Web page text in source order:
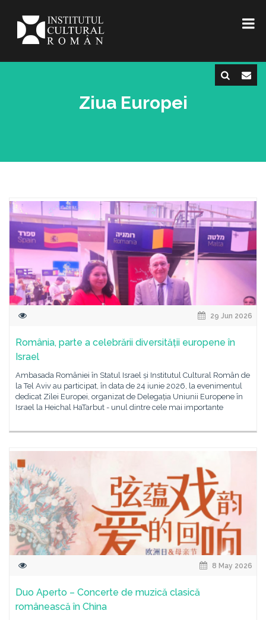
Ziua Europei
29 Jun 2026
România, parte a celebrării diversității europene în
Israel
Ambasada României în Statul Israel și Institutul Cultural Român de
la Tel Aviv au participat, în data de 24 iunie 2026, la evenimentul
dedicat Zilei Europei, organizat de Delegația Uniunii Europene în
Israel la Heichal HaTarbut - unul dintre cele mai importante
8 May 2026
Duo Aperto – Concerte de muzică clasică
românească în China